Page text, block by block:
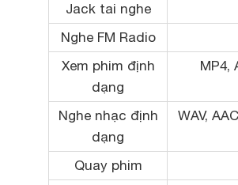
Jack tai nghe
Nghe FM Radio
Xem phim định
dạng
MP4,
Nghe nhạc định
dạng
WAV,
Quay phim